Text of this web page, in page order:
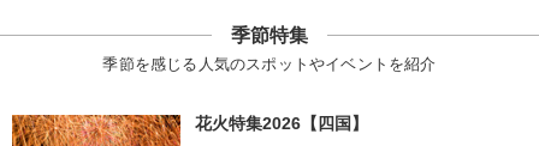
季節特集
季節を感じる人気のスポットやイベントを紹介
花火特集2026【四国】